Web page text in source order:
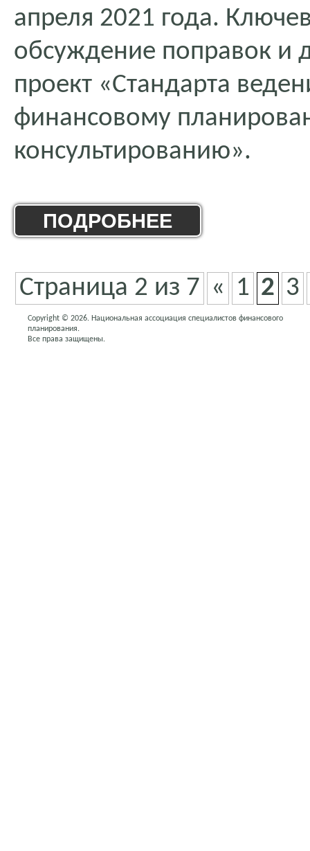
апреля 2021 года.
обсуждение поправок и
проект «Стандарта
финансовому
консультированию».
ПОДРОБНЕЕ
Страница 2 из 7 « 1 2 3
Copyright © 2026. Национальная ассоциация специалистов финансового
планирования.
Все права защищены.